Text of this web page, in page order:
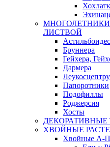
ЛИСТВОЙ
Астильбоидес
Бруннера
Гейхера,
Дармера
Папоротники
Подофиллы
Роджерсия
Хосты
ДЕКОРАТИВНЫЕ
ХВОЙНЫЕ
Хвойные А-П